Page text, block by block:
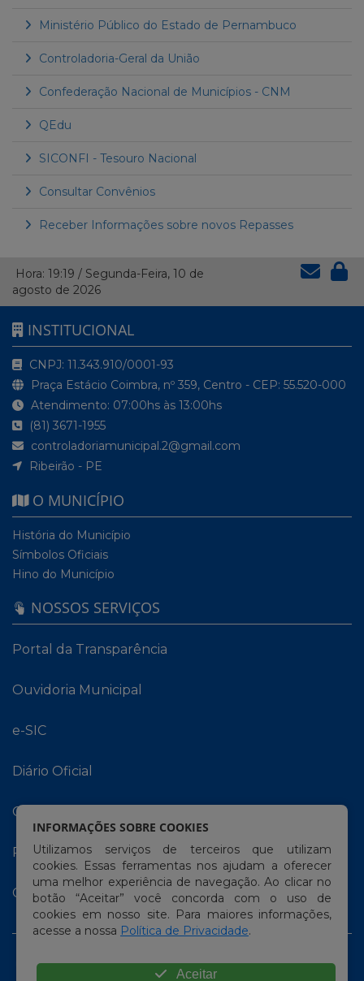
Ministério Público do Estado de Pernambuco
Controladoria-Geral da União
Confederação Nacional de Municípios - CNM
QEdu
SICONFI - Tesouro Nacional
Consultar Convênios
Receber Informações sobre novos Repasses
Hora: 19:19 / Segunda-Feira, 10 de
agosto de 2026
INSTITUCIONAL
CNPJ: 11.343.910/0001-93
Praça Estácio Coimbra, nº 359, Centro - CEP: 55.520-000
Atendimento: 07:00hs às 13:00hs
(81) 3671-1955
controladoriamunicipal.2@gmail.com
Ribeirão - PE
O MUNICÍPIO
História do Município
Símbolos Oficiais
Hino do Município
NOSSOS SERVIÇOS
Portal da Transparência
Ouvidoria Municipal
e-SIC
Diário Oficial
Carta de Serviços
Portal do Contribuinte
Contracheque Online
INFORMAÇÕES SOBRE COOKIES
Utilizamos serviços de terceiros que utilizam
cookies. Essas ferramentas nos ajudam a oferecer
uma melhor experiência de navegação. Ao clicar no
botão “Aceitar” você concorda com o uso de
cookies em nosso site. Para maiores informações,
acesse a nossa Política de Privacidade.
Aceitar